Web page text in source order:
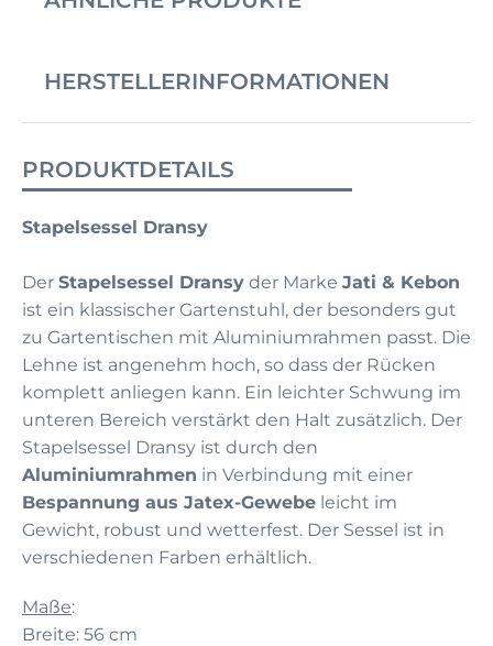
HERSTELLERINFORMATIONEN
PRODUKTDETAILS
Stapelsessel Dransy
Der Stapelsessel Dransy der Marke Jati & Kebon
ist ein klassischer Gartenstuhl, der besonders gut
zu Gartentischen mit Aluminiumrahmen passt. Die
Lehne ist angenehm hoch, so dass der Rücken
komplett anliegen kann. Ein leichter Schwung im
unteren Bereich verstärkt den Halt zusätzlich. Der
Stapelsessel Dransy ist durch den
Aluminiumrahmen in Verbindung mit einer
Bespannung aus Jatex-Gewebe leicht im
Gewicht, robust und wetterfest. Der Sessel ist in
verschiedenen Farben erhältlich.
Maße:
Breite: 56 cm